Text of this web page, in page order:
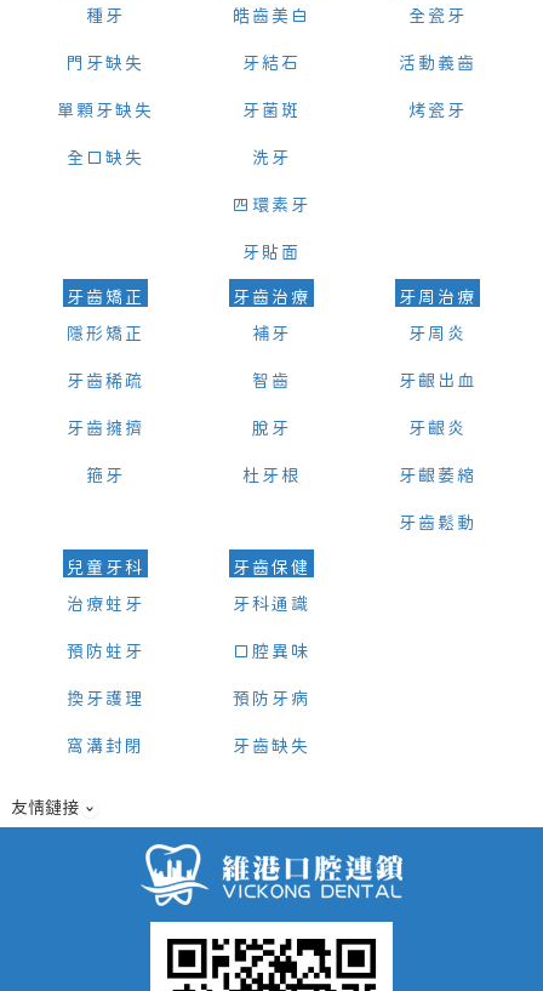
種牙
門牙缺失
單顆牙缺失
全口缺失
皓齒美白
牙結石
牙菌斑
洗牙
四環素牙
牙貼面
全瓷牙
活動義齒
烤瓷牙
牙齒矯正
隱形矯正
牙齒稀疏
牙齒擁擠
箍牙
牙齒治療
補牙
智齒
脫牙
杜牙根
牙周治療
牙周炎
牙齦出血
牙齦炎
牙齦萎縮
牙齒鬆動
兒童牙科
治療蛀牙
預防蛀牙
換牙護理
窩溝封閉
牙齒保健
牙科通識
口腔異味
預防牙病
牙齒缺失
友情鏈接